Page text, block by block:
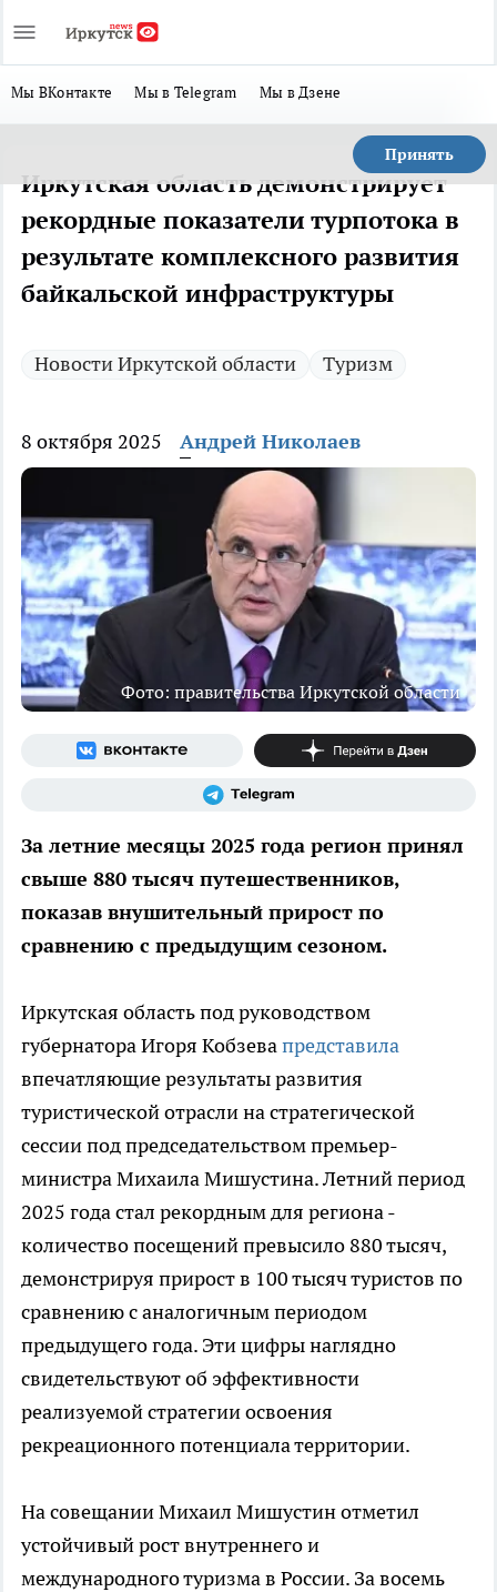
Мы ВКонтакте Мы в Telegram Мы в Дзене
Принять
Иркутская область демонстрирует
рекордные показатели турпотока в
результате комплексного развития
байкальской инфраструктуры
Новости Иркутской области Туризм
8 октября 2025 Андрей Николаев
Фото: правительства Иркутской области
За летние месяцы 2025 года регион принял
свыше 880 тысяч путешественников,
показав внушительный прирост по
сравнению с предыдущим сезоном.
Иркутская область под руководством
губернатора Игоря Кобзевапредставила
впечатляющие результаты развития
туристической отрасли на стратегической
сессии под председательством премьер-
министра Михаила Мишустина. Летний период
2025 года стал рекордным для региона -
количество посещений превысило 880 тысяч,
демонстрируя прирост в 100 тысяч туристов по
сравнению с аналогичным периодом
предыдущего года. Эти цифры наглядно
свидетельствуют об эффективности
реализуемой стратегии освоения
рекреационного потенциала территории.
На совещании Михаил Мишустин отметил
устойчивый рост внутреннего и
международного туризма в России. За восемь